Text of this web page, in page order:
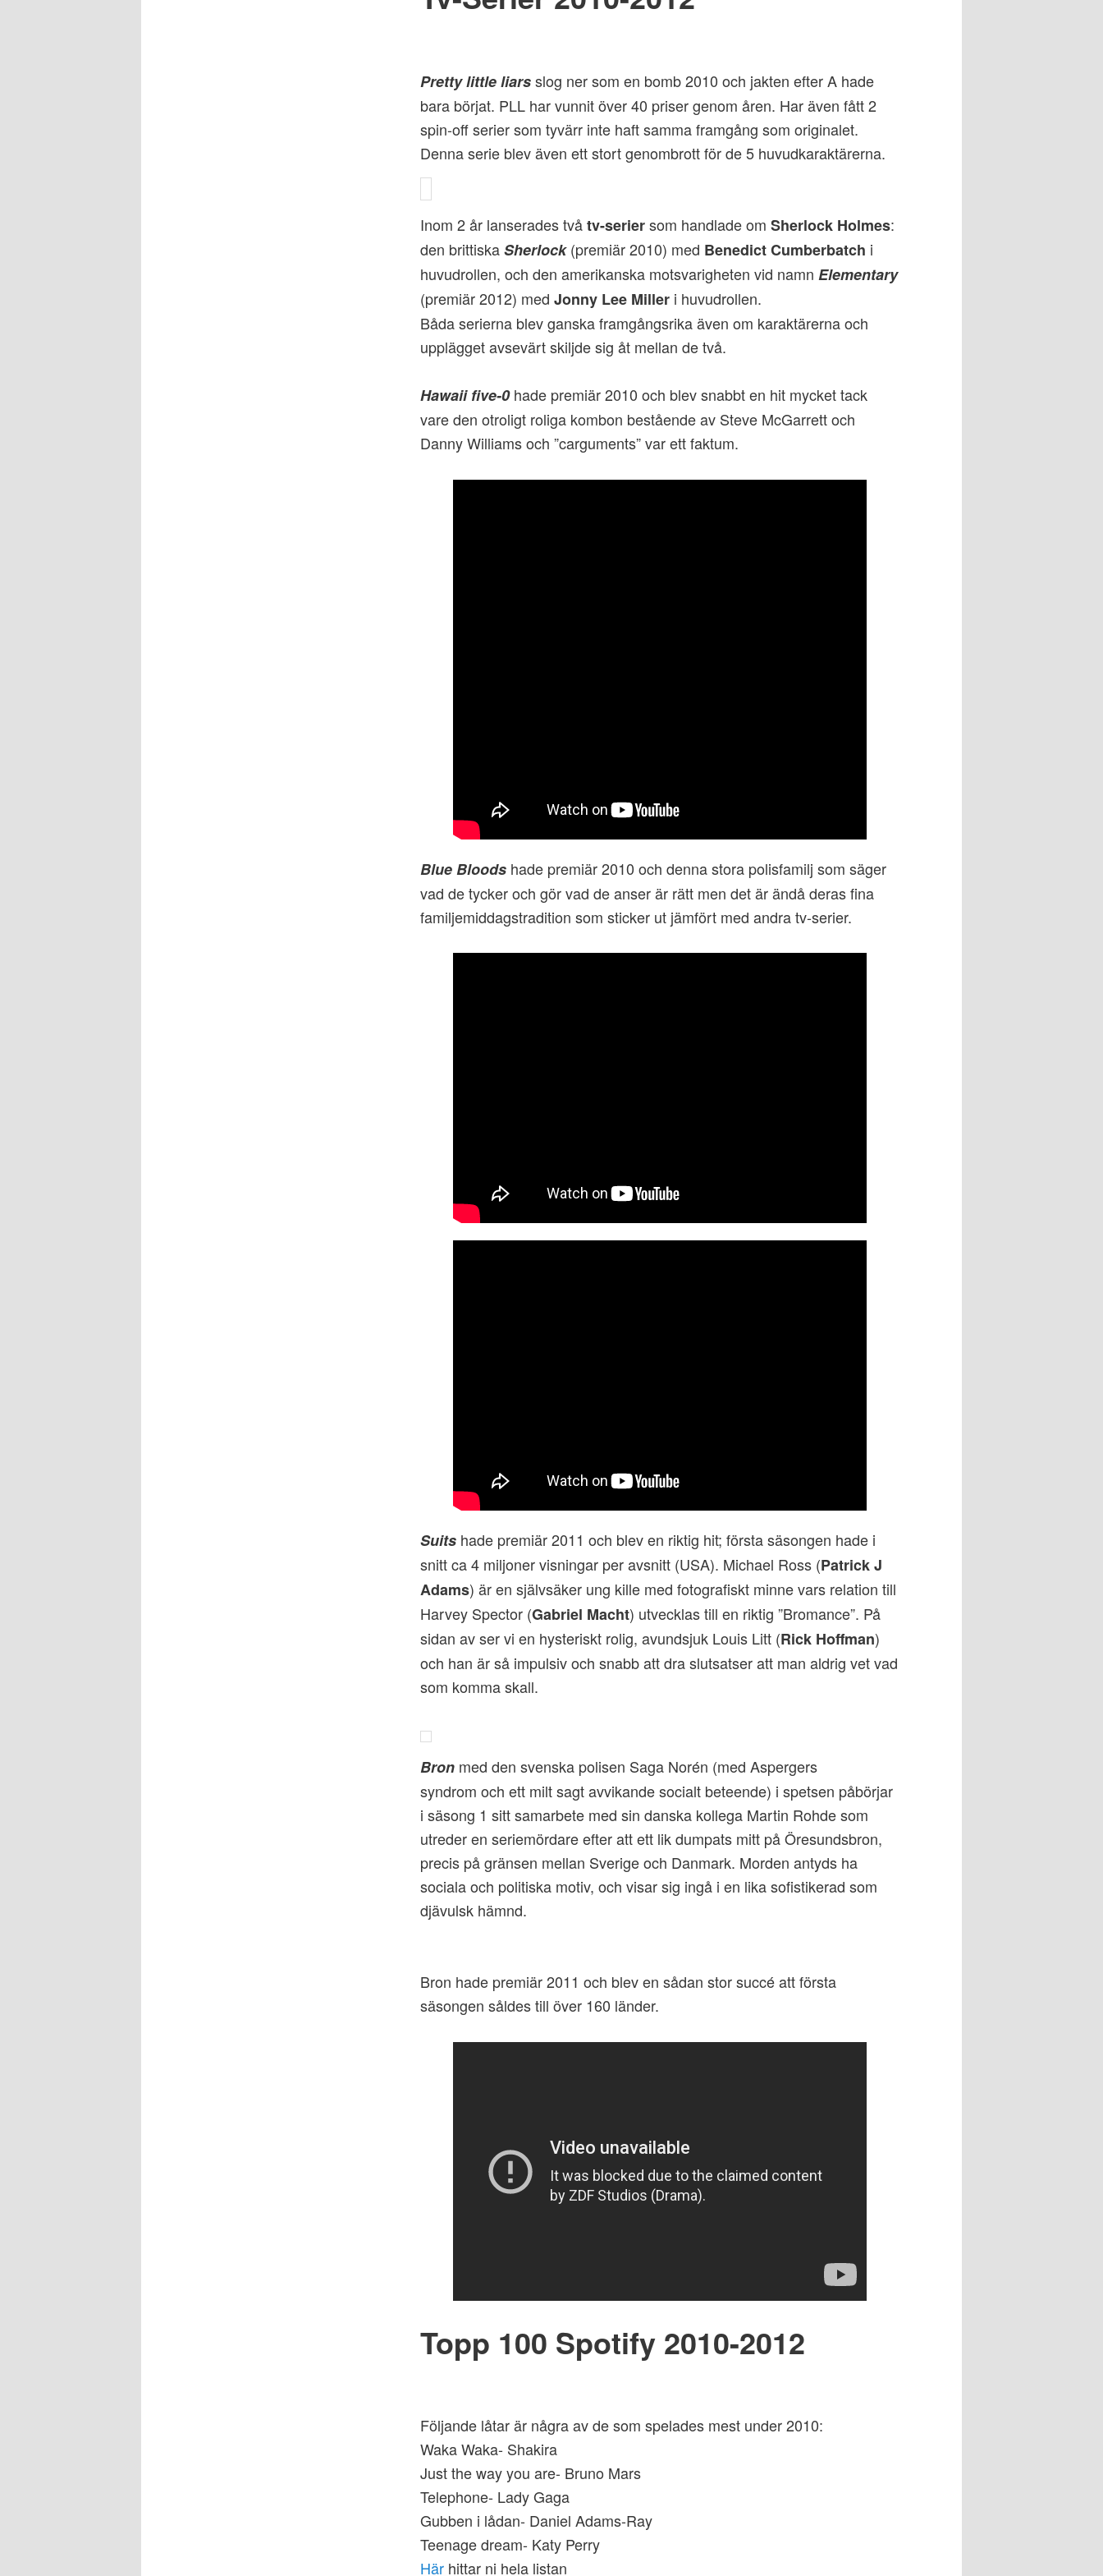
Pretty little liarsslog ner som en bomb 2010 och jakten efter A hade
bara börjat. PLL har vunnit över 40 priser genom åren. Har även fått 2
spin-off serier som tyvärr inte haft samma framgång som originalet.
Denna serie blev även ett stort genombrott för de 5 huvudkaraktärerna.
Inom 2 år lanserades tvåtv-seriersom handlade om Sherlock Holmes:
den brittiskaSherlock(premiär 2010) med Benedict Cumberbatch i
huvudrollen, och den amerikanska motsvarigheten vid namn Elementary
(premiär 2012) med Jonny Lee Miller i huvudrollen.
Båda serierna blev ganska framgångsrika även om karaktärerna och
upplägget avsevärt skiljde sig åt mellan de två.
Hawaii five-0hade premiär 2010 och blev snabbt en hit mycket tack
vare den otroligt roliga kombon bestående av Steve McGarrett och
Danny Williams och ”carguments” var ett faktum.
Blue Bloods hade premiär 2010 och denna stora polisfamilj som säger
vad de tycker och gör vad de anser är rätt men det är ändå deras fina
familjemiddagstradition som sticker ut jämfört med andra tv-serier.
Suits hade premiär 2011 och blev en riktig hit; första säsongen hade i
snitt ca 4 miljoner visningar per avsnitt (USA). Michael Ross (Patrick J
Adams) är en självsäker ung kille med fotografiskt minne vars relation till
Harvey Spector (Gabriel Macht) utvecklas till en riktig ”Bromance”. På
sidan av ser vi en hysteriskt rolig, avundsjuk Louis Litt (Rick Hoffman)
och han är så impulsiv och snabb att dra slutsatser att man aldrig vet vad
som komma skall.
Bron med den svenska polisen Saga Norén (med Aspergers
syndrom och ett milt sagt avvikande socialt beteende) i spetsen påbörjar
i säsong 1 sitt samarbete med sin danska kollega Martin Rohde som
utreder en seriemördare efter att ett lik dumpats mitt på Öresundsbron,
precis på gränsen mellan Sverige och Danmark. Morden antyds ha
sociala och politiska motiv, och visar sig ingå i en lika sofistikerad som
djävulsk hämnd.
Bron hade premiär 2011 och blev en sådan stor succé att första
säsongen såldes till över 160 länder.
Topp 100 Spotify 2010-2012
Följande låtar är några av de som spelades mest under 2010:
Waka Waka- Shakira
Just the way you are- Bruno Mars
Telephone- Lady Gaga
Gubben i lådan- Daniel Adams-Ray
Teenage dream- Katy Perry
Här hittar ni hela listan